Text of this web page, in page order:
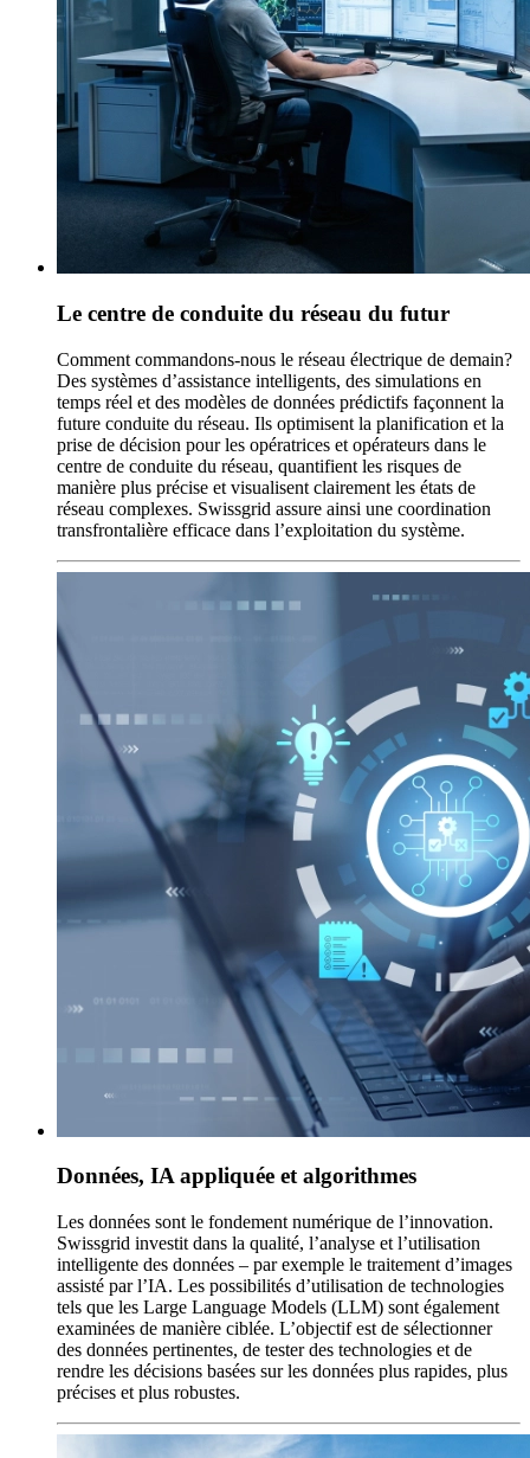
Le centre de conduite du réseau du futur
Comment commandons-nous le réseau électrique de demain?
Des systèmes d’assistance intelligents, des simulations en
temps réel et des modèles de données prédictifs façonnent la
future conduite du réseau. Ils optimisent la planification et la
prise de décision pour les opératrices et opérateurs dans le
centre de conduite du réseau, quantifient les risques de
manière plus précise et visualisent clairement les états de
réseau complexes. Swissgrid assure ainsi une coordination
transfrontalière efficace dans l’exploitation du système.
Données, IA appliquée et algorithmes
Les données sont le fondement numérique de l’innovation.
Swissgrid investit dans la qualité, l’analyse et l’utilisation
intelligente des données – par exemple le traitement d’images
assisté par l’IA. Les possibilités d’utilisation de technologies
tels que les Large Language Models (LLM) sont également
examinées de manière ciblée. L’objectif est de sélectionner
des données pertinentes, de tester des technologies et de
rendre les décisions basées sur les données plus rapides, plus
précises et plus robustes.